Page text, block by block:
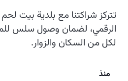
تتركز شراكتنا مع بلدية بيت
الرقمي، لضمان وصول سلس
لكل من السكان والزوار.
منذ